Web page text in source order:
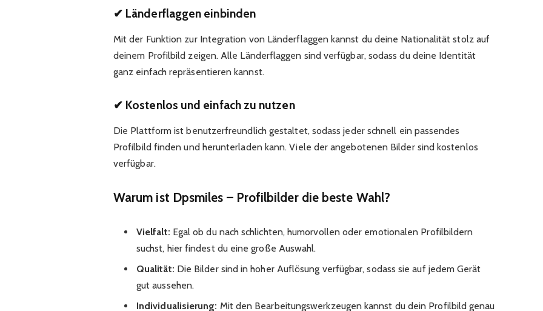
✔ Länderflaggen einbinden
Mit der Funktion zur Integration von Länderflaggen kannst du deine Nationalität stolz auf
deinem Profilbild zeigen. Alle Länderflaggen sind verfügbar, sodass du deine Identität
ganz einfach repräsentieren kannst.
✔ Kostenlos und einfach zu nutzen
Die Plattform ist benutzerfreundlich gestaltet, sodass jeder schnell ein passendes
Profilbild finden und herunterladen kann. Viele der angebotenen Bilder sind kostenlos
verfügbar.
Warum ist Dpsmiles – Profilbilder die beste Wahl?
Vielfalt: Egal ob du nach schlichten, humorvollen oder emotionalen Profilbildern
suchst, hier findest du eine große Auswahl.
Qualität: Die Bilder sind in hoher Auflösung verfügbar, sodass sie auf jedem Gerät
gut aussehen.
Individualisierung: Mit den Bearbeitungswerkzeugen kannst du dein Profilbild genau